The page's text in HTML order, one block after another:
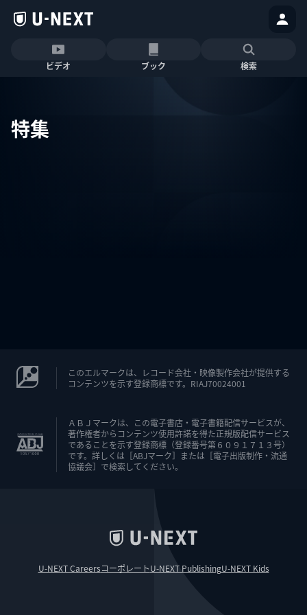
ビデオ ブック 検索
特集
このエルマークは、レコード会社・映像製作会社が提供する
コンテンツを示す登録商標です。RIAJ70024001
ＡＢＪマークは、この電子書店・電子書籍配信サービスが、
著作権者からコンテンツ使用許諾を得た正規版配信サービス
であることを示す登録商標（登録番号第６０９１７１３号）
です。詳しくは［ABJマーク］または［電子出版制作・流通
協議会］で検索してください。
U-NEXT CareersコーポレートU-NEXT PublishingU-NEXT Kids